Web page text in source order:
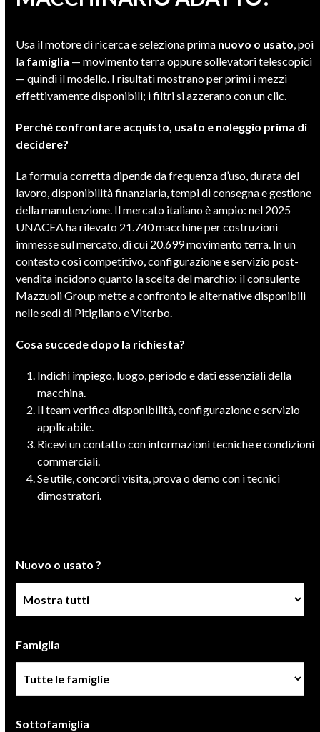
Usa il motore di ricerca e seleziona prima nuovo o usato, poi
la famiglia — movimento terra oppure sollevatori telescopici
— quindi il modello. I risultati mostrano per primi i mezzi
effettivamente disponibili; i filtri si azzerano con un clic.
Perché confrontare acquisto, usato e noleggio prima di
decidere?
La formula corretta dipende da frequenza d’uso, durata del
lavoro, disponibilità finanziaria, tempi di consegna e gestione
della manutenzione. Il mercato italiano è ampio: nel 2025
UNACEA ha rilevato 21.740 macchine per costruzioni
immesse sul mercato, di cui 20.699 movimento terra. In un
contesto così competitivo, configurazione e servizio post-
vendita incidono quanto la scelta del marchio: il consulente
Mazzuoli Group mette a confronto le alternative disponibili
nelle sedi di Pitigliano e Viterbo.
Cosa succede dopo la richiesta?
Indichi impiego, luogo, periodo e dati essenziali della
macchina.
Il team verifica disponibilità, configurazione e servizio
applicabile.
Ricevi un contatto con informazioni tecniche e condizioni
commerciali.
Se utile, concordi visita, prova o demo con i tecnici
dimostratori.
Nuovo o usato ?
Famiglia
Sottofamiglia